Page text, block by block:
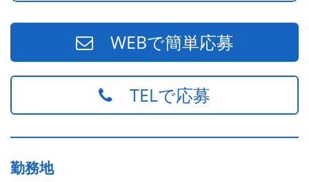
WEBで簡単応募
TELで応募
勤務地